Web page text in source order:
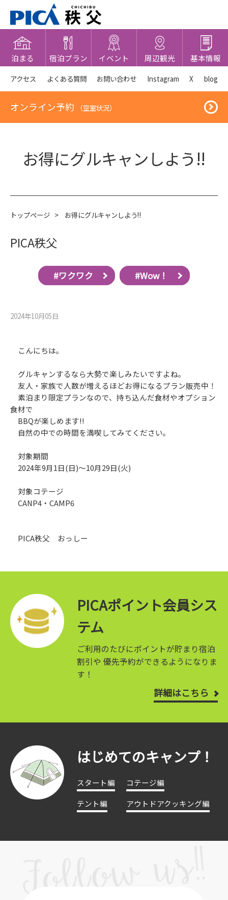
泊まる 宿泊プラン イベント 周辺観光 基本情報
アクセス よくある質問 お問い合わせ Instagram X blog
オンライン予約 （空室状況）
お得にグルキャンしよう‼
トップページ > お得にグルキャンしよう‼
PICA秩父
#ワクワク #Wow！
2024年10月05⽇
こんにちは。
グルキャンするなら大勢で楽しみたいですよね。
友人・家族で人数が増えるほどお得になるプラン販売中！
素泊まり限定プランなので、持ち込んだ食材やオプション
食材で
BBQが楽しめます‼
自然の中での時間を満喫してみてください。
対象期間
2024年9月1日(日)～10月29日(火)
対象コテージ
CANP4・CAMP6
PICA秩父 おっしー
PICAポイント会員シス
テム
ご利用のたびにポイントが貯まり宿泊
割引や 優先予約ができるようになりま
す！
詳細はこちら
はじめてのキャンプ！
スタート編
コテージ編
テント編
アウトドアクッキング編